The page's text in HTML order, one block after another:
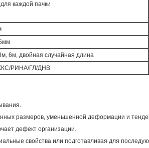
каждой пачки
6м, двойная случайная длина
РИНА/ГЛ/ДНВ
размеров, уменьшенной деформации и
дефект организации.
свойства или подготавливая для